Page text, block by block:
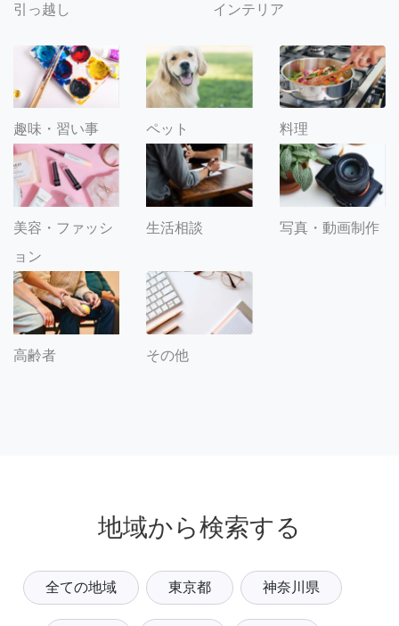
引っ越し インテリア
趣味・習い事 ペット 料理
美容・ファッシ
ョン
生活相談 写真・動画制作
高齢者 その他
地域から検索する
全ての地域 東京都 神奈川県